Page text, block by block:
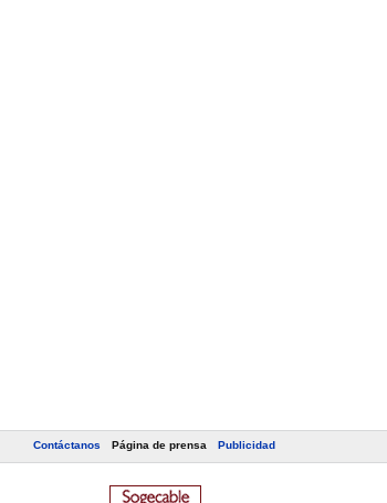
Contáctanos Página de prensa Publicidad